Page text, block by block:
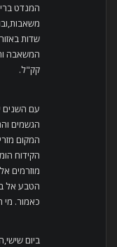
המנדט
שדות
המשאבה
קק"ל.
עם השנים
הגשמים
המקום
הקידוח
מוזרמים
הטבע אל
כאמור. מי